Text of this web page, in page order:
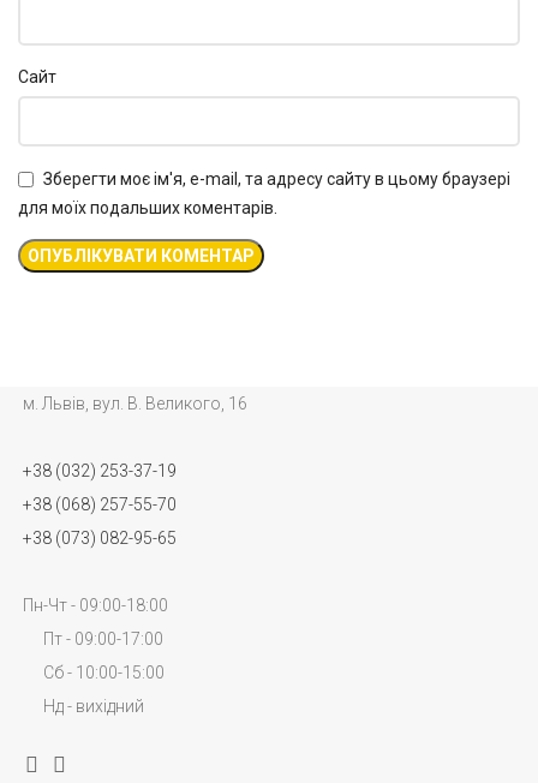
Сайт
Зберегти моє ім'я, e-mail, та адресу сайту в цьому браузері
для моїх подальших коментарів.
м. Львів, вул. В. Великого, 16
+38 (032) 253-37-19
+38 (068) 257-55-70
+38 (073) 082-95-65
Пн-Чт - 09:00-18:00
Пт - 09:00-17:00
Сб - 10:00-15:00
Нд - вихідний